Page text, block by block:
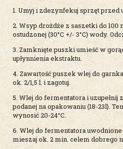
1. Umyj i zdezynfekuj sprzęt przed
2. Wsyp drożdże z saszetki do
ostudzonej (30°C +/- 3°C) wody.
3. Zamknięte puszki umieść w
upłynnienia ekstraktu.
4. Zawartość puszek wlej do
ok. 2/1,5 l. i zagotuj.
5. Wlej do fermentatora i uzupełnij
podanej na opakowaniu (18-23l).
wynosić 20-24°C.
6. Wlej do fermentatora
mieszaj ok. 2 min. celem dobrego